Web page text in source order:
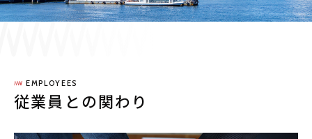
採用情報
EMPLOYEES
従業員との関わり